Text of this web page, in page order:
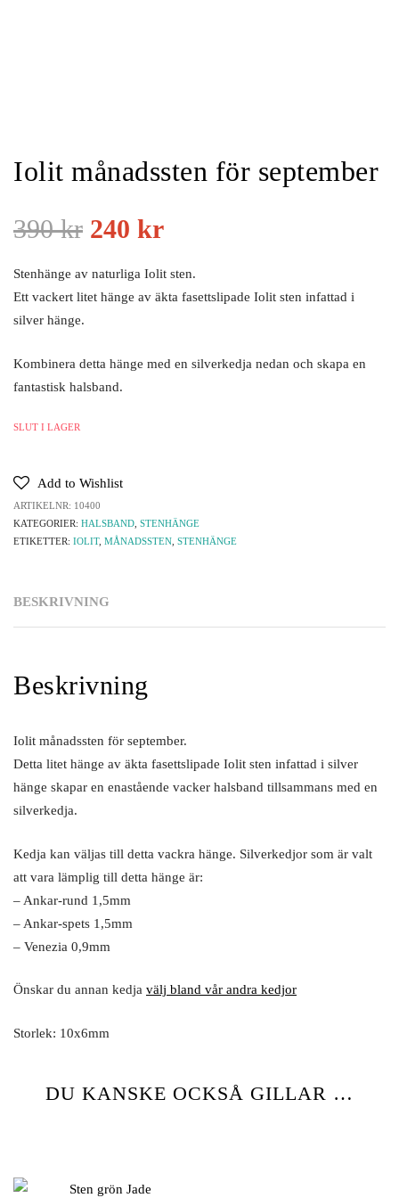
Iolit månadssten för september
390kr 240 kr
Stenhänge av naturliga Iolit sten.
Ett vackert litet hänge av äkta fasettslipade Iolit sten infattad i
silver hänge.
Kombinera detta hänge med en silverkedja nedan och skapa en
fantastisk halsband.
SLUT I LAGER
Add to Wishlist
ARTIKELNR: 10400
KATEGORIER: HALSBAND, STENHÄNGE
ETIKETTER: IOLIT, MÅNADSSTEN, STENHÄNGE
BESKRIVNING
Beskrivning
Iolit månadssten för september.
Detta litet hänge av äkta fasettslipade Iolit sten infattad i silver
hänge skapar en enastående vacker halsband tillsammans med en
silverkedja.
Kedja kan väljas till detta vackra hänge. Silverkedjor som är valt
att vara lämplig till detta hänge är:
– Ankar-rund 1,5mm
– Ankar-spets 1,5mm
– Venezia 0,9mm
Önskar du annan kedja välj bland vår andra kedjor
Storlek: 10x6mm
DU KANSKE OCKSÅ GILLAR …